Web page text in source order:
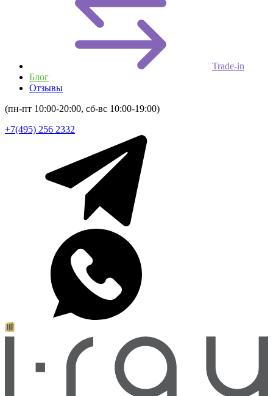
Trade-in
Блог
Отзывы
(пн-пт 10:00-20:00, сб-вс 10:00-19:00)
+7(495) 256 2332